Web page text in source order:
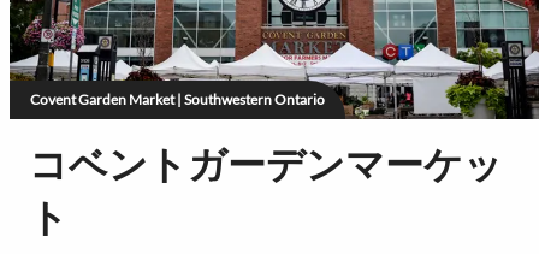
コベントガーデンマーケッ
ト
Covent Garden Market | Southwestern Ontario